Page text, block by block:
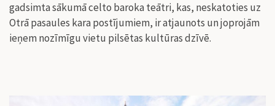
gadsimta sākumā celto baroka teātri, kas, neskatoties uz
Otrā pasaules kara postījumiem, ir atjaunots un joprojām
ieņem nozīmīgu vietu pilsētas kultūras dzīvē.